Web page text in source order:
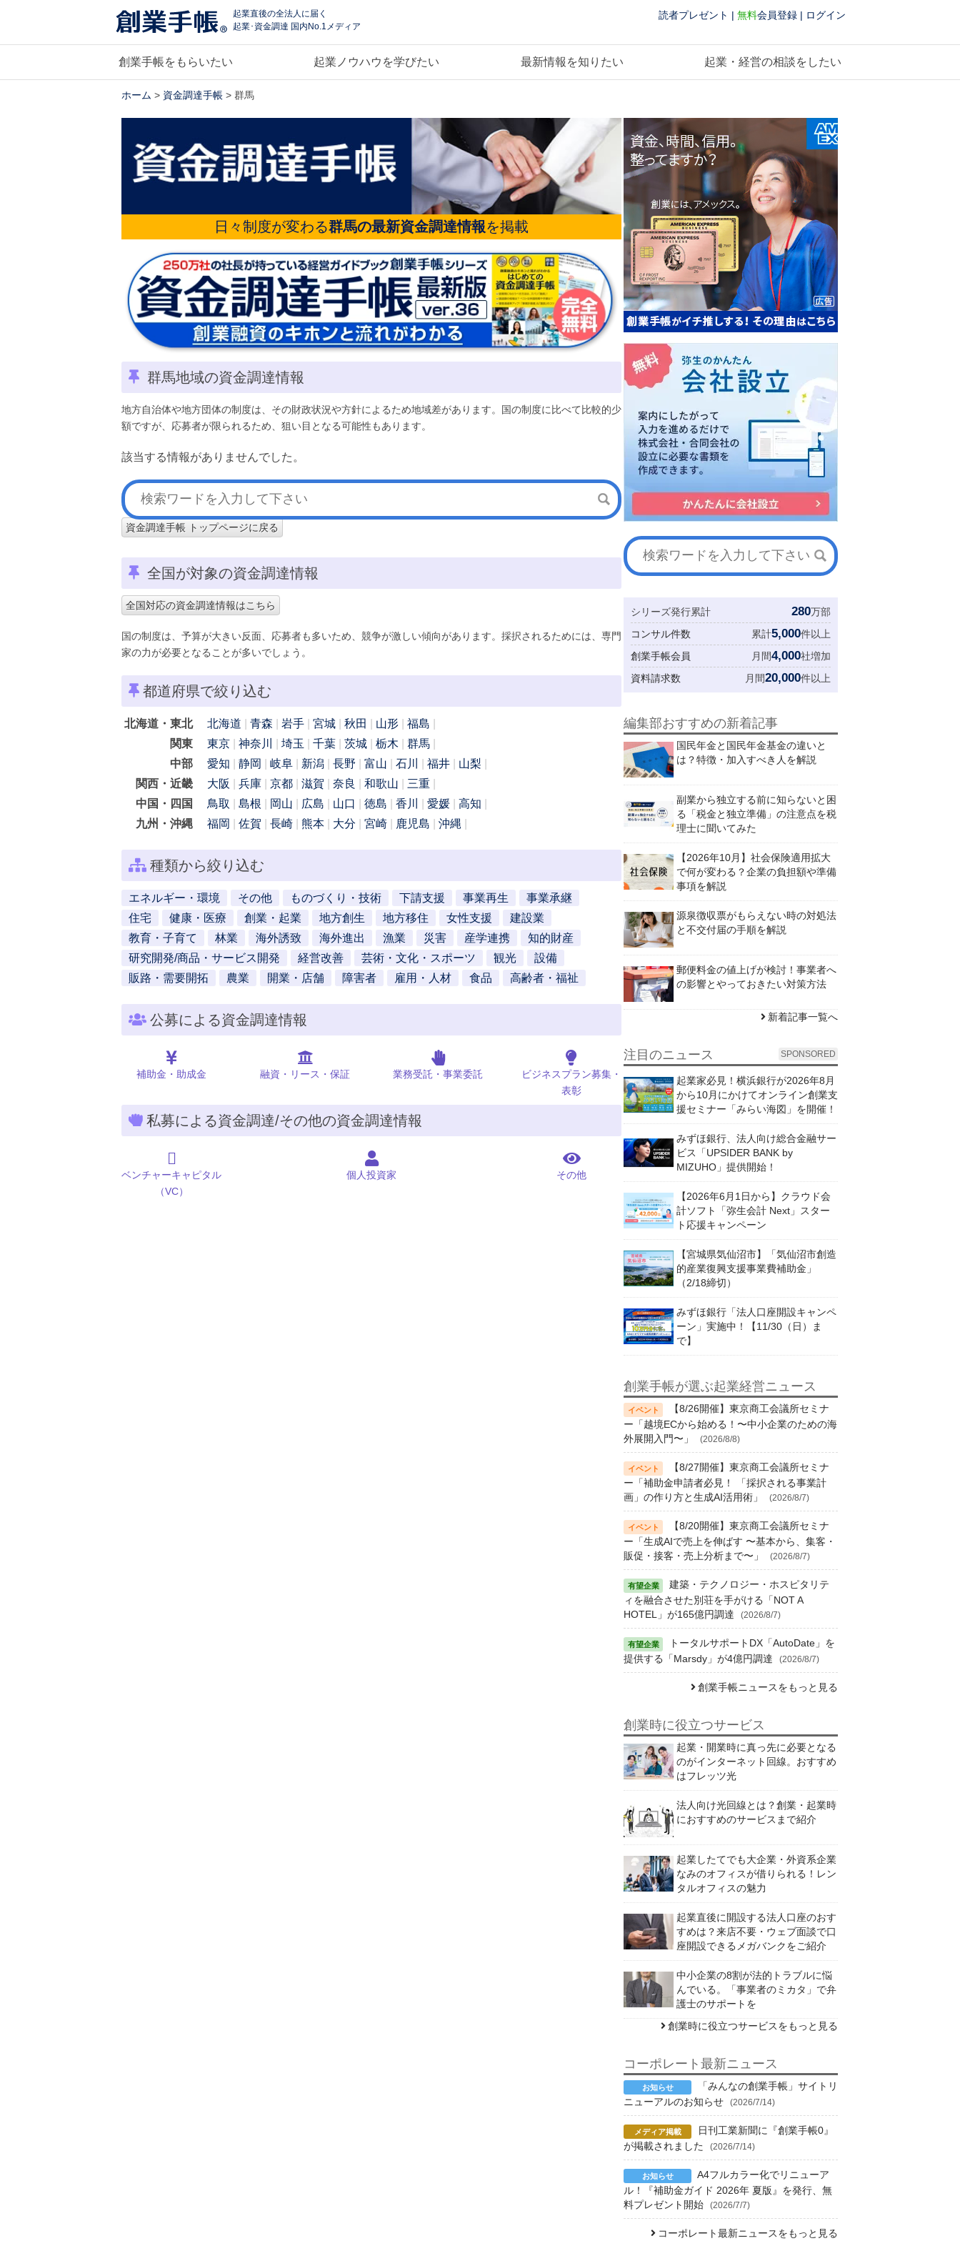
起業直後の全法人に届く
起業･資金調達 国内No.1メディア
読者プレゼント | 無料会員登録 | ログイン
創業手帳をもらいたい 起業ノウハウを学びたい 最新情報を知りたい 起業・経営の相談をしたい
ホーム > 資金調達手帳 > 群馬
日々制度が変わる群馬の最新資金調達情報を掲載
群馬地域の資金調達情報
地方自治体や地方団体の制度は、その財政状況や方針によるため地域差があります。国の制度に比べて比較的少
額ですが、応募者が限られるため、狙い目となる可能性もあります。
該当する情報がありませんでした。
資金調達手帳 トップページに戻る
全国が対象の資金調達情報
全国対応の資金調達情報はこちら
国の制度は、予算が大きい反面、応募者も多いため、競争が激しい傾向があります。採択されるためには、専門
家の力が必要となることが多いでしょう。
都道府県で絞り込む
北海道・東北 北海道 青森 岩手 宮城 秋田 山形
福島
関東
東京 神奈川 埼玉 千葉 茨城 栃木
群馬
中部
愛知 静岡 岐阜 新潟 長野 富山 石川 福井
山梨
関西・近畿
大阪 兵庫 京都 滋賀 奈良 和歌山
三重
中国・四国
鳥取 島根 岡山 広島 山口 徳島 香川 愛媛
高知
九州・沖縄
福岡 佐賀 長崎 熊本 大分 宮崎 鹿児島 沖縄
種類から絞り込む
エネルギー・環境 その他 ものづくり・技術 下請支援 事業再生
事業承継
住宅
健康・医療 創業・起業 地方創生 地方移住 女性支援
建設業
教育・子育て
林業 海外誘致 海外進出 漁業 災害 産学連携
知的財産
研究開発/商品・サービス開発
経営改善 芸術・文化・スポーツ 観光
設備
販路・需要開拓
農業 開業・店舗 障害者 雇用・人材 食品 高齢者・福祉
公募による資金調達情報
補助金・助成金 融資・リース・保証 業務受託・事業委託
ビジネスプラン募集・
表彰
私募による資金調達/その他の資金調達情報
ベンチャーキャピタル
（VC）
個人投資家 その他
シリーズ発行累計 280万部
コンサル件数
累計5,000件以上
創業手帳会員
月間4,000社増加
資料請求数
月間20,000件以上
編集部おすすめの新着記事
国民年金と国民年金基金の違いと
は？特徴・加入すべき人を解説
副業から独立する前に知らないと困
る「税金と独立準備」の注意点を税
理士に聞いてみた
【2026年10月】社会保険適用拡大
で何が変わる？企業の負担額や準備
事項を解説
源泉徴収票がもらえない時の対処法
と不交付届の手順を解説
郵便料金の値上げが検討！事業者へ
の影響とやっておきたい対策方法
新着記事一覧へ
注目のニュース SPONSORED
起業家必見！横浜銀行が2026年8月
から10月にかけてオンライン創業支
援セミナー「みらい海図」を開催！
みずほ銀行、法人向け総合金融サー
ビス「UPSIDER BANK by
MIZUHO」提供開始！
【2026年6月1日から】クラウド会
計ソフト「弥生会計 Next」スター
ト応援キャンペーン
【宮城県気仙沼市】「気仙沼市創造
的産業復興支援事業費補助金」
（2/18締切）
みずほ銀行「法人口座開設キャンペ
ーン」実施中！【11/30（日）ま
で】
創業手帳が選ぶ起業経営ニュース
【8/26開催】東京商工会議所セミナ
ー「越境ECから始める！〜中小企業のための海
外展開入門〜」
(2026/8/8)
【8/27開催】東京商工会議所セミナ
ー「補助金申請者必見！ 「採択される事業計
画」の作り方と生成AI活用術」
(2026/8/7)
【8/20開催】東京商工会議所セミナ
ー「生成AIで売上を伸ばす 〜基本から、集客・
販促・接客・売上分析まで〜」
(2026/8/7)
建築・テクノロジー・ホスピタリテ
ィを融合させた別荘を手がける「NOT A
HOTEL」が165億円調達
(2026/8/7)
トータルサポートDX「AutoDate」を
提供する「Marsdy」が4億円調達
(2026/8/7)
創業手帳ニュースをもっと見る
創業時に役立つサービス
起業・開業時に真っ先に必要となる
のがインターネット回線。おすすめ
はフレッツ光
法人向け光回線とは？創業・起業時
におすすめのサービスまで紹介
起業したてでも大企業・外資系企業
なみのオフィスが借りられる！レン
タルオフィスの魅力
起業直後に開設する法人口座のおす
すめは？来店不要・ウェブ面談で口
座開設できるメガバンクをご紹介
中小企業の8割が法的トラブルに悩
んでいる。「事業者のミカタ」で弁
護士のサポートを
創業時に役立つサービスをもっと見る
コーポレート最新ニュース
「みんなの創業手帳」サイトリ
ニューアルのお知らせ
(2026/7/14)
日刊工業新聞に『創業手帳0』
が掲載されました
(2026/7/14)
A4フルカラー化でリニューア
ル！『補助金ガイド 2026年 夏版』を発行、無
料プレゼント開始
(2026/7/7)
コーポレート最新ニュースをもっと見る